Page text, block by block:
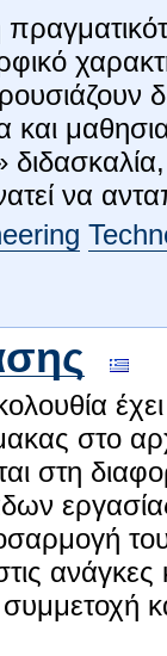
και
να
έχει
στο
στη